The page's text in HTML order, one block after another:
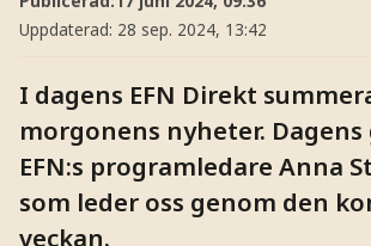
Uppdaterad: 28 sep. 2024, 13:42
I dagens EFN Direkt
morgonens nyheter. Dagens
EFN:s programledare Anna
som leder oss genom den
veckan.